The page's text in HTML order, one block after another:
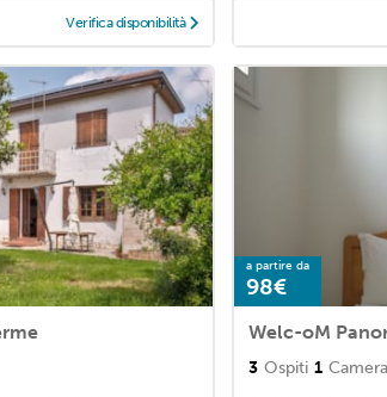
Verifica disponibilità
a partire da
98€
Welc-oM
3 Ospiti 1 Camera